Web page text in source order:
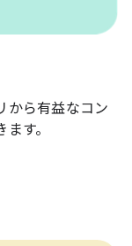
から有益なコン
す。